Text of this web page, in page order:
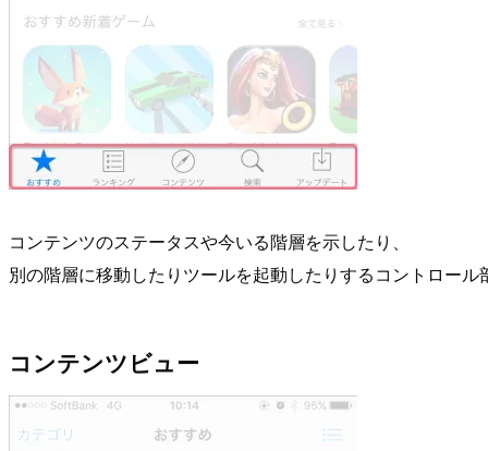
コンテンツのステータスや今いる階層を示したり、
別の階層に移動したりツールを起動したりするコントロー
コンテンツビュー